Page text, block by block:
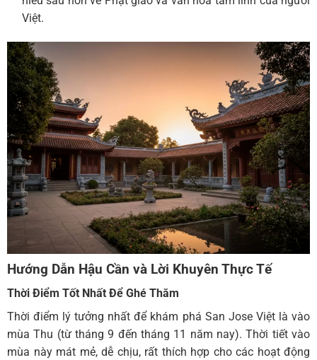
Việt.
Hướng Dẫn Hậu Cần và Lời Khuyên Thực Tế
Thời Điểm Tốt Nhất Để Ghé Thăm
Thời điểm lý tưởng nhất để khám phá San Jose Việt là vào
mùa Thu (từ tháng 9 đến tháng 11 năm nay). Thời tiết vào
mùa này mát mẻ, dễ chịu, rất thích hợp cho các hoạt động